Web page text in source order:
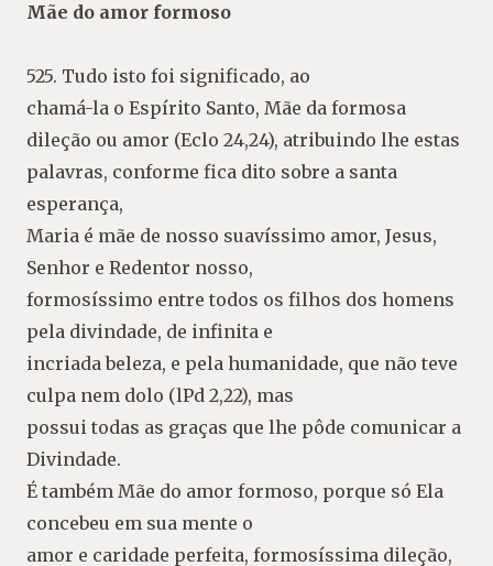
Mãe do amor formoso
525. Tudo isto foi significado, ao
chamá-la o Espírito Santo, Mãe da formosa
dileção ou amor (Eclo 24,24), atribuindo lhe estas
palavras, conforme fica dito sobre a santa
esperança,
Maria é mãe de nosso suavíssimo amor, Jesus,
Senhor e Redentor nosso,
formosíssimo entre todos os filhos dos homens
pela divindade, de infinita e
incriada beleza, e pela humanidade, que não teve
culpa nem dolo (lPd 2,22), mas
possui todas as graças que lhe pôde comunicar a
Divindade.
É também Mãe do amor formoso, porque só Ela
concebeu em sua mente o
amor e caridade perfeita, formosíssima dileção,